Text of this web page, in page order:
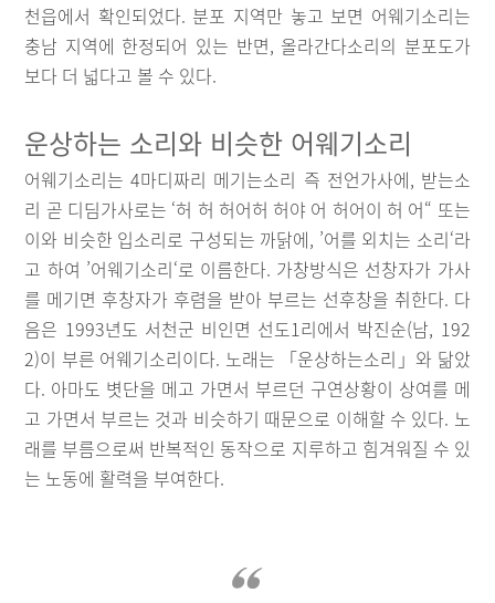
천읍에서 확인되었다. 분포 지역만 놓고 보면 어웨기소리는
충남 지역에 한정되어 있는 반면, 올라간다소리의 분포도가
보다 더 넓다고 볼 수 있다.
운상하는 소리와 비슷한 어웨기소리
어웨기소리는 4마디짜리 메기는소리 즉 전언가사에, 받는소
리 곧 디딤가사로는 ‘허 허 허어허 허야 어 허어이 허 어“ 또는
이와 비슷한 입소리로 구성되는 까닭에, ’어를 외치는 소리‘라
고 하여 ’어웨기소리‘로 이름한다. 가창방식은 선창자가 가사
를 메기면 후창자가 후렴을 받아 부르는 선후창을 취한다. 다
음은 1993년도 서천군 비인면 선도1리에서 박진순(남, 192
2)이 부른 어웨기소리이다. 노래는 「운상하는소리」와 닮았
다. 아마도 볏단을 메고 가면서 부르던 구연상황이 상여를 메
고 가면서 부르는 것과 비슷하기 때문으로 이해할 수 있다. 노
래를 부름으로써 반복적인 동작으로 지루하고 힘겨워질 수 있
는 노동에 활력을 부여한다.